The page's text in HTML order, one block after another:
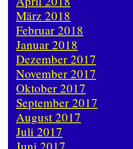
März 2018
Februar 2018
Januar 2018
Dezember 2017
November 2017
Oktober 2017
September 2017
August 2017
Juli 2017
Juni 2017